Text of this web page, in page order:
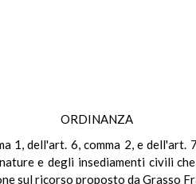
ORDINANZA
dell'art. 6, comma 2, e dell'art.
e degli insediamenti civili
sul ricorso proposto da Grasso